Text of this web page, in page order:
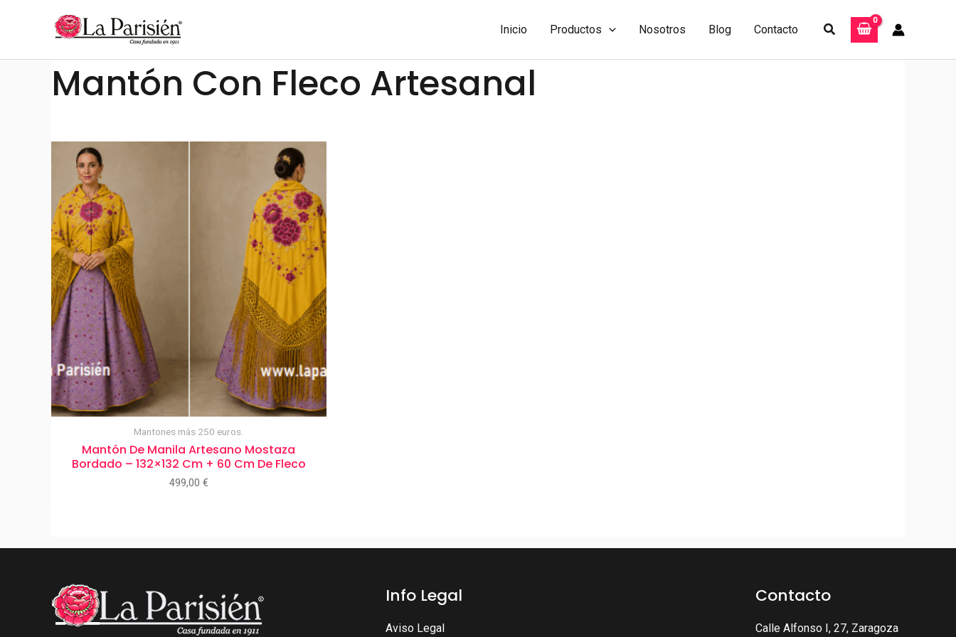
Inicio Productos Nosotros Blog Contacto Buscar
Mantón Con Fleco Artesanal
Mantones más 250 euros.
Mantón De Manila Artesano Mostaza
Bordado – 132×132 Cm + 60 Cm De Fleco
499,00 €
Info Legal
Aviso Legal
Contacto
Calle Alfonso I, 27, Zaragoza